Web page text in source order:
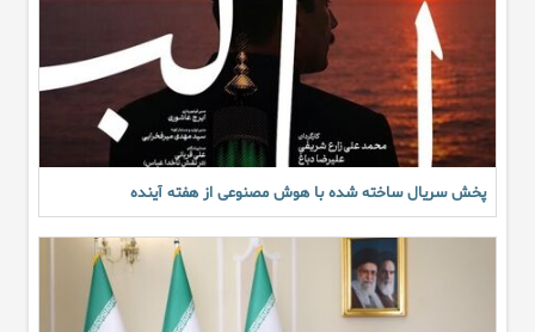
پخش سریال ساخته شده با هوش مصنوعی از هفته آینده